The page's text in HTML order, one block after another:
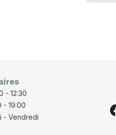
- 12:30
- 19:00
- Vendredi